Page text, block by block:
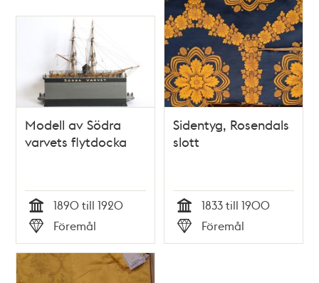
Modell av Södra
varvets flytdocka
Tid
1890 till 1920
Typ
Föremål
Sidentyg, Rosendals
slott
Tid
1833 till 1900
Typ
Föremål